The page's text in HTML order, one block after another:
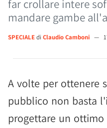
far crollare intere
mandare gambe
SPECIALEdi Claudio Camboni —
A volte per ottenere
pubblico non basta
progettare un ottimo